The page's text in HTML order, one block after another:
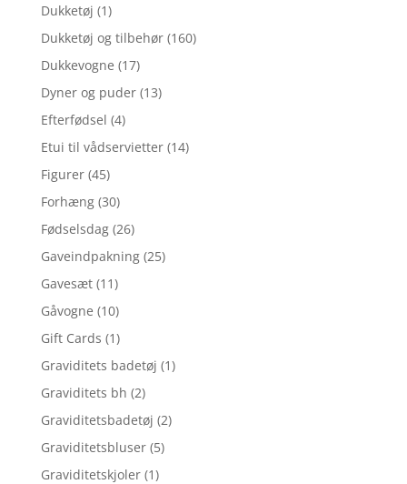
Dukketøj (1)
Dukketøj og tilbehør (160)
Dukkevogne (17)
Dyner og puder (13)
Efterfødsel (4)
Etui til vådservietter (14)
Figurer (45)
Forhæng (30)
Fødselsdag (26)
Gaveindpakning (25)
Gavesæt (11)
Gåvogne (10)
Gift Cards (1)
Graviditets badetøj (1)
Graviditets bh (2)
Graviditetsbadetøj (2)
Graviditetsbluser (5)
Graviditetskjoler (1)